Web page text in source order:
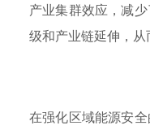
产业集群效应，减
级和产业链延伸，
在强化区域能源安